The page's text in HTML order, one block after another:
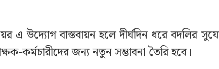
এ উদ্যোগ বাস্তবায়ন হলে দীর্ঘদিন ধরে বদলির
কর্মচারীদের জন্য নতুন সম্ভাবনা তৈরি হবে।